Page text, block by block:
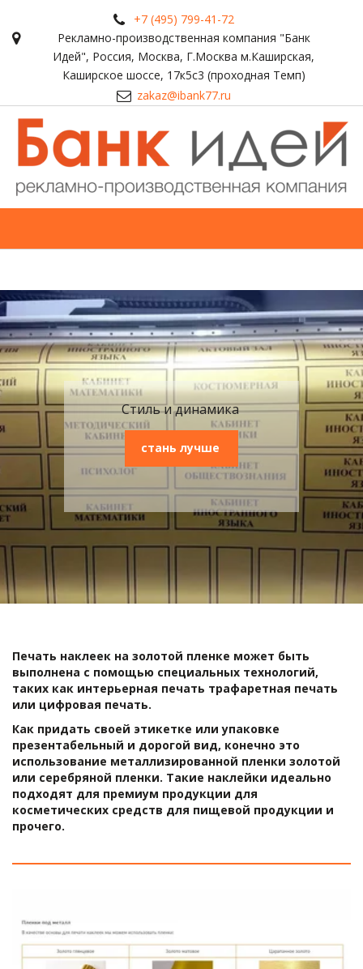
+7 (495) 799-41-72
Рекламно-производственная компания "Банк
Идей", Россия, Москва, Г.Москва м.Каширская,
Каширское шоссе, 17к5с3 (проходная Темп)
zakaz@ibank77.ru
Стиль и динамика
стань лучше
ОТ 100 ШТ
ЛЮБОЙ ДИЗАЙН
Печать наклеек на золотой пленке может быть
выполнена с помощью специальных технологий,
таких как интерьерная печать трафаретная печать
или цифровая печать.
Как придать своей этикетке или упаковке
презентабельный и дорогой вид, конечно это
использование металлизированной пленки золотой
или серебряной пленки. Такие наклейки идеально
подходят для премиум продукции для
косметических средств для пищевой продукции и
прочего.